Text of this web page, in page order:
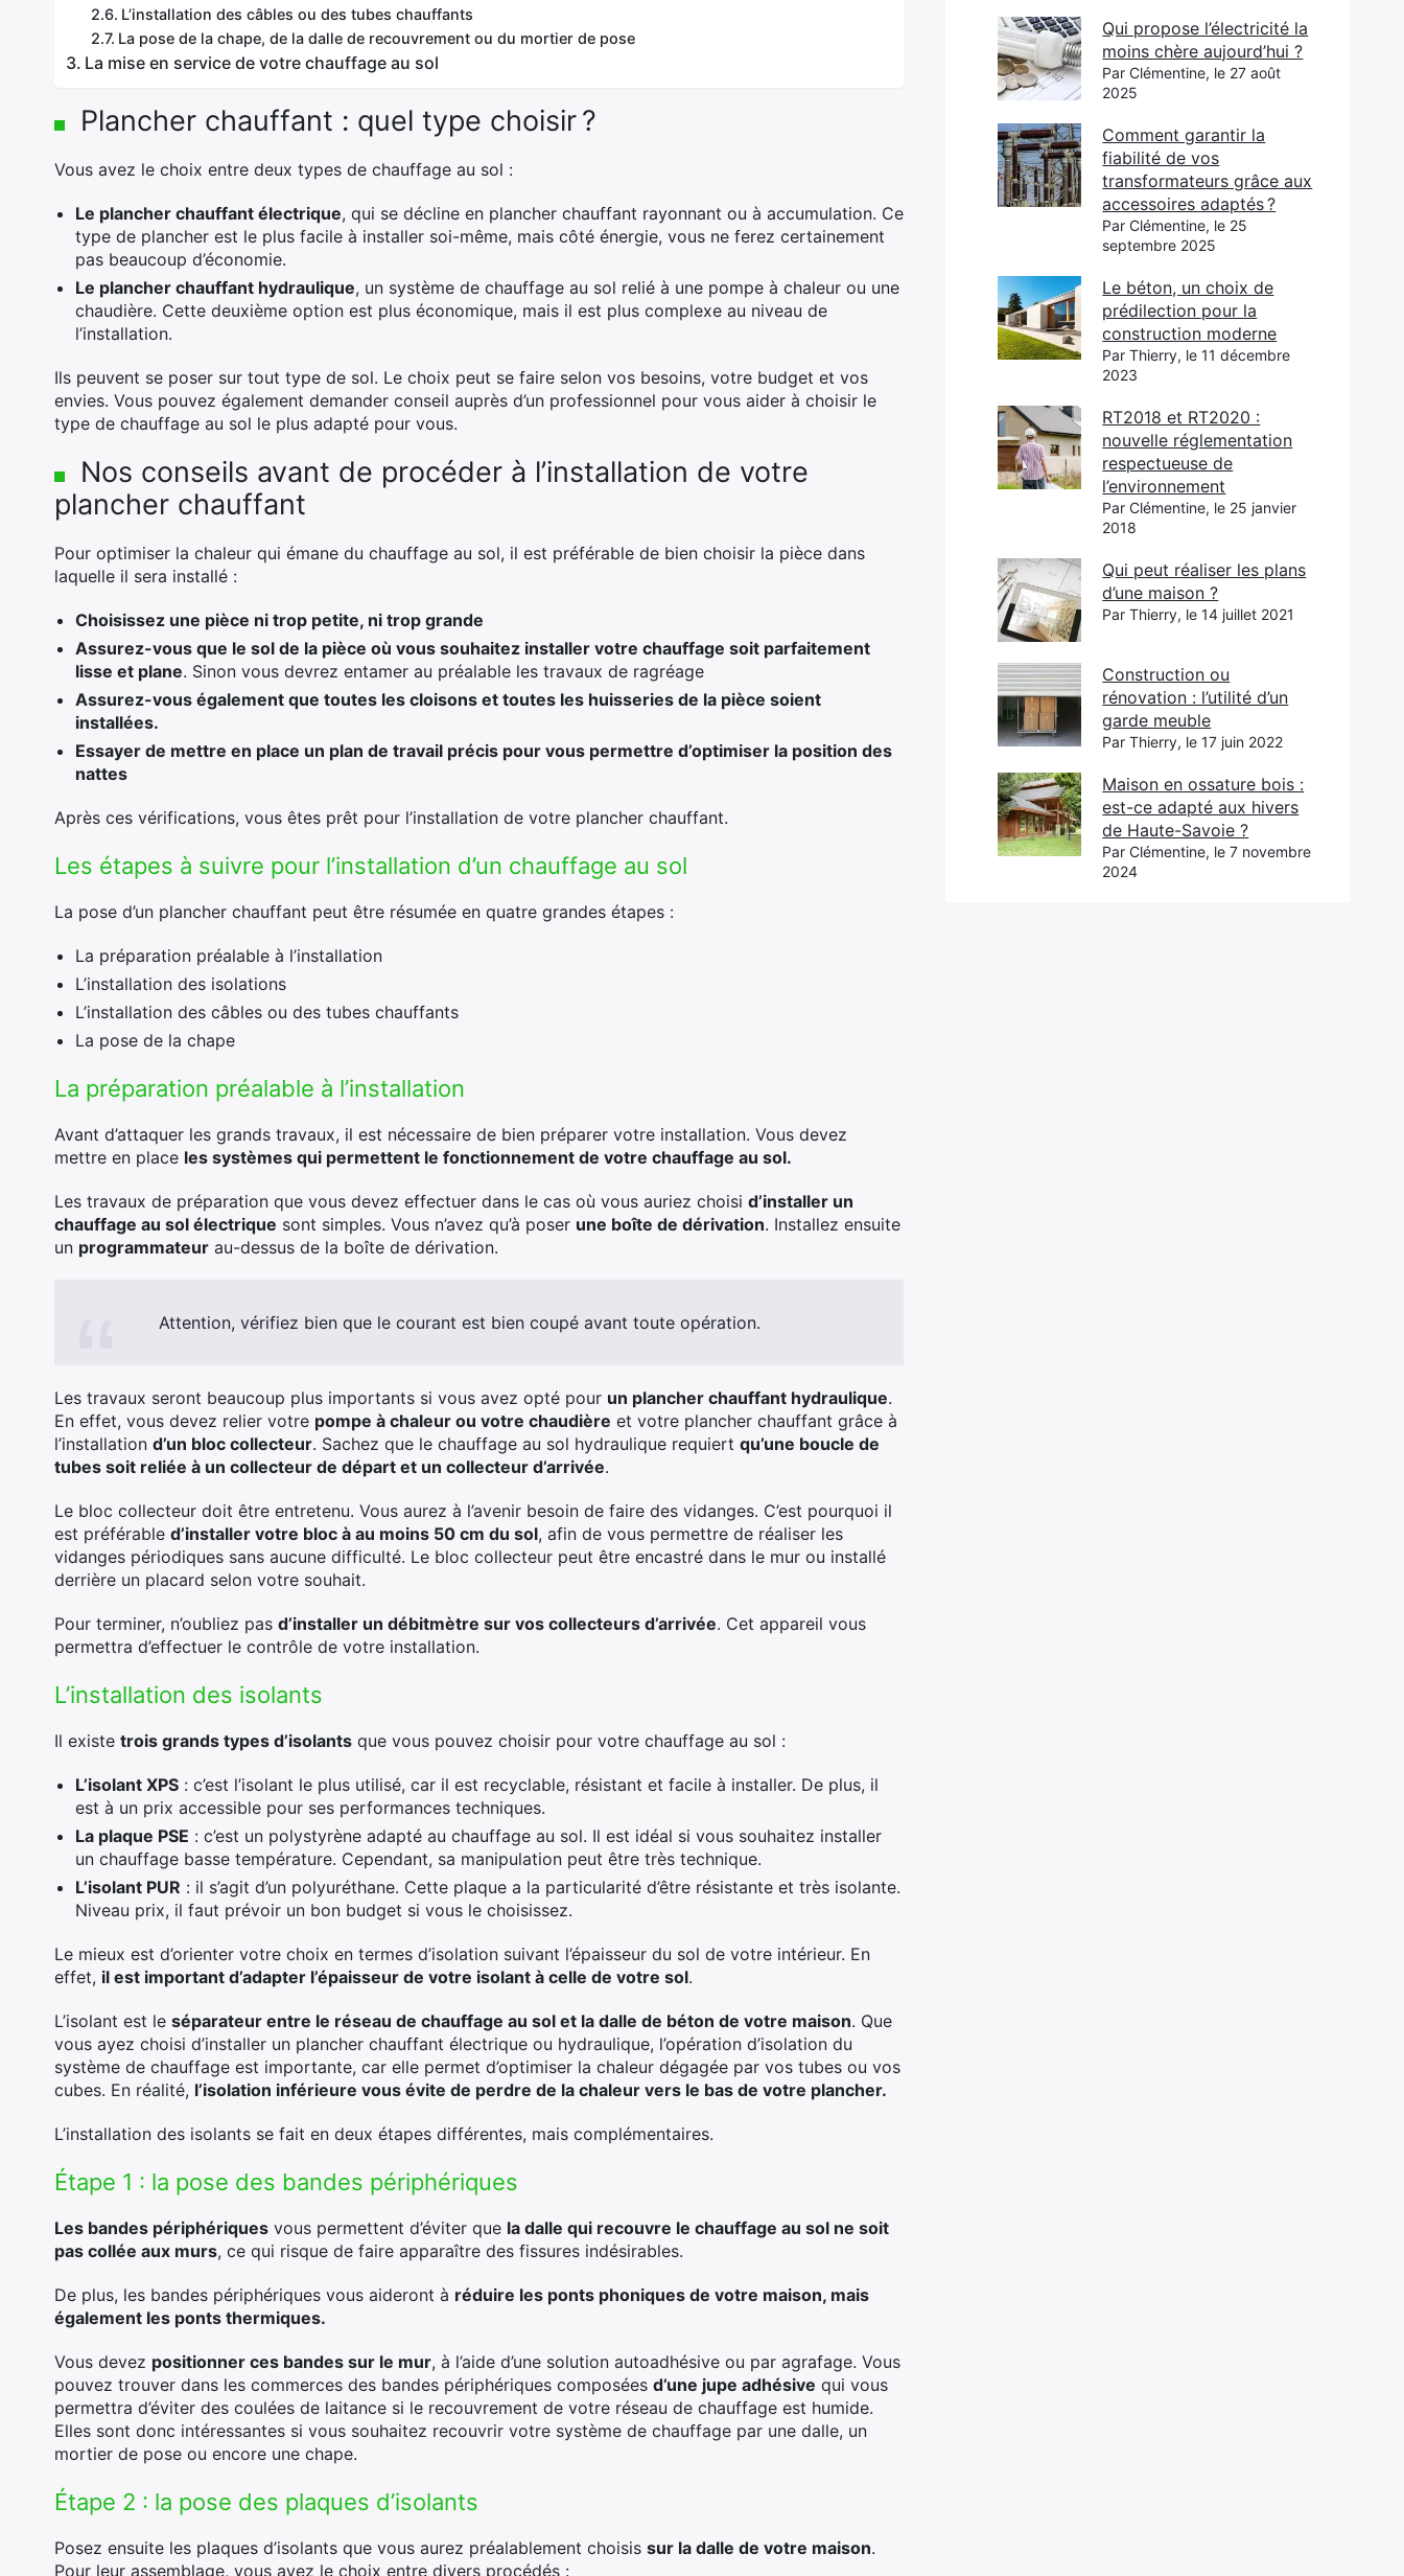
L’installation des câbles ou des tubes chauffants
La pose de la chape, de la dalle de recouvrement ou du mortier de pose
La mise en service de votre chauffage au sol
Plancher chauffant : quel type choisir ?
Vous avez le choix entre deux types de chauffage au sol :
Le plancher chauffant électrique, qui se décline en plancher chauffant rayonnant ou à accumulation. Ce
type de plancher est le plus facile à installer soi-même, mais côté énergie, vous ne ferez certainement
pas beaucoup d’économie.
Le plancher chauffant hydraulique, un système de chauffage au sol relié à une pompe à chaleur ou une
chaudière. Cette deuxième option est plus économique, mais il est plus complexe au niveau de
l’installation.
Ils peuvent se poser sur tout type de sol. Le choix peut se faire selon vos besoins, votre budget et vos
envies. Vous pouvez également demander conseil auprès d’un professionnel pour vous aider à choisir le
type de chauffage au sol le plus adapté pour vous.
Nos conseils avant de procéder à l’installation de votre
plancher chauffant
Pour optimiser la chaleur qui émane du chauffage au sol, il est préférable de bien choisir la pièce dans
laquelle il sera installé :
Choisissez une pièce ni trop petite, ni trop grande
Assurez-vous que le sol de la pièce où vous souhaitez installer votre chauffage soit parfaitement
lisse et plane. Sinon vous devrez entamer au préalable les travaux de ragréage
Assurez-vous également que toutes les cloisons et toutes les huisseries de la pièce soient
installées.
Essayer de mettre en place un plan de travail précis pour vous permettre d’optimiser la position des
nattes
Après ces vérifications, vous êtes prêt pour l’installation de votre plancher chauffant.
Les étapes à suivre pour l’installation d’un chauffage au sol
La pose d’un plancher chauffant peut être résumée en quatre grandes étapes :
La préparation préalable à l’installation
L’installation des isolations
L’installation des câbles ou des tubes chauffants
La pose de la chape
La préparation préalable à l’installation
Avant d’attaquer les grands travaux, il est nécessaire de bien préparer votre installation. Vous devez
mettre en place les systèmes qui permettent le fonctionnement de votre chauffage au sol.
Les travaux de préparation que vous devez effectuer dans le cas où vous auriez choisi d’installer un
chauffage au sol électrique sont simples. Vous n’avez qu’à poser une boîte de dérivation. Installez ensuite
un programmateur au-dessus de la boîte de dérivation.
Attention, vérifiez bien que le courant est bien coupé avant toute opération.
Les travaux seront beaucoup plus importants si vous avez opté pour un plancher chauffant hydraulique.
En effet, vous devez relier votre pompe à chaleur ou votre chaudière et votre plancher chauffant grâce à
l’installation d’un bloc collecteur. Sachez que le chauffage au sol hydraulique requiert qu’une boucle de
tubes soit reliée à un collecteur de départ et un collecteur d’arrivée.
Le bloc collecteur doit être entretenu. Vous aurez à l’avenir besoin de faire des vidanges. C’est pourquoi il
est préférable d’installer votre bloc à au moins 50 cm du sol, afin de vous permettre de réaliser les
vidanges périodiques sans aucune difficulté. Le bloc collecteur peut être encastré dans le mur ou installé
derrière un placard selon votre souhait.
Pour terminer, n’oubliez pas d’installer un débitmètre sur vos collecteurs d’arrivée. Cet appareil vous
permettra d’effectuer le contrôle de votre installation.
L’installation des isolants
Il existe trois grands types d’isolants que vous pouvez choisir pour votre chauffage au sol :
L’isolant XPS : c’est l’isolant le plus utilisé, car il est recyclable, résistant et facile à installer. De plus, il
est à un prix accessible pour ses performances techniques.
La plaque PSE : c’est un polystyrène adapté au chauffage au sol. Il est idéal si vous souhaitez installer
un chauffage basse température. Cependant, sa manipulation peut être très technique.
L’isolant PUR : il s’agit d’un polyuréthane. Cette plaque a la particularité d’être résistante et très isolante.
Niveau prix, il faut prévoir un bon budget si vous le choisissez.
Le mieux est d’orienter votre choix en termes d’isolation suivant l’épaisseur du sol de votre intérieur. En
effet, il est important d’adapter l’épaisseur de votre isolant à celle de votre sol.
L’isolant est le séparateur entre le réseau de chauffage au sol et la dalle de béton de votre maison. Que
vous ayez choisi d’installer un plancher chauffant électrique ou hydraulique, l’opération d’isolation du
système de chauffage est importante, car elle permet d’optimiser la chaleur dégagée par vos tubes ou vos
cubes. En réalité, l’isolation inférieure vous évite de perdre de la chaleur vers le bas de votre plancher.
L’installation des isolants se fait en deux étapes différentes, mais complémentaires.
Étape 1 : la pose des bandes périphériques
Les bandes périphériques vous permettent d’éviter que la dalle qui recouvre le chauffage au sol ne soit
pas collée aux murs, ce qui risque de faire apparaître des fissures indésirables.
De plus, les bandes périphériques vous aideront à réduire les ponts phoniques de votre maison, mais
également les ponts thermiques.
Vous devez positionner ces bandes sur le mur, à l’aide d’une solution autoadhésive ou par agrafage. Vous
pouvez trouver dans les commerces des bandes périphériques composées d’une jupe adhésive qui vous
permettra d’éviter des coulées de laitance si le recouvrement de votre réseau de chauffage est humide.
Elles sont donc intéressantes si vous souhaitez recouvrir votre système de chauffage par une dalle, un
mortier de pose ou encore une chape.
Étape 2 : la pose des plaques d’isolants
Posez ensuite les plaques d’isolants que vous aurez préalablement choisis sur la dalle de votre maison.
Pour leur assemblage, vous avez le choix entre divers procédés :
Qui propose l’électricité la
moins chère aujourd’hui ?
Par Clémentine, le 27 août
2025
Comment garantir la
fiabilité de vos
transformateurs grâce aux
accessoires adaptés ?
Par Clémentine, le 25
septembre 2025
Le béton, un choix de
prédilection pour la
construction moderne
Par Thierry, le 11 décembre
2023
RT2018 et RT2020 :
nouvelle réglementation
respectueuse de
l’environnement
Par Clémentine, le 25 janvier
2018
Qui peut réaliser les plans
d’une maison ?
Par Thierry, le 14 juillet 2021
Construction ou
rénovation : l’utilité d’un
garde meuble
Par Thierry, le 17 juin 2022
Maison en ossature bois :
est-ce adapté aux hivers
de Haute-Savoie ?
Par Clémentine, le 7 novembre
2024